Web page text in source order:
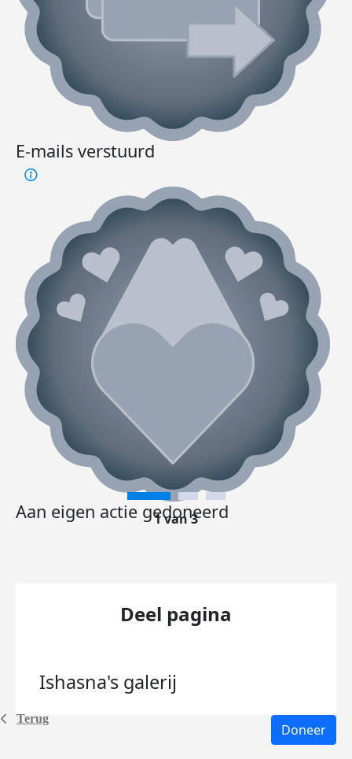
Terug
E-mails verstuurd
Aan eigen actie gedoneerd
1 van 3
Deel pagina
Ishasna's galerij
Doneer